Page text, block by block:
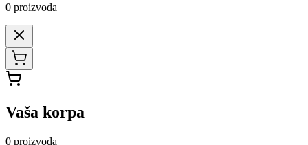
0 proizvoda
Vaša korpa
0 proizvoda